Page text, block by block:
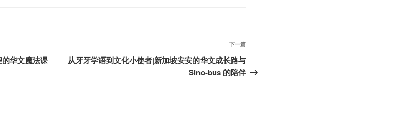
华文魔法课​
下
一
篇
下一篇
从牙牙学语到文化小使者|新加坡安安的华文成长路与
Sino-bus 的陪伴